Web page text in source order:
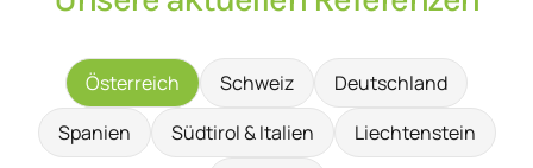
Österreich Schweiz
Deutschland
Spanien
Südtirol & Italien
Liechtenstein